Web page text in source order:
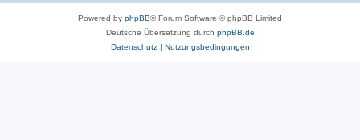
Powered by phpBB® Forum Software © phpBB Limited
Deutsche Übersetzung durch phpBB.de
Datenschutz| Nutzungsbedingungen